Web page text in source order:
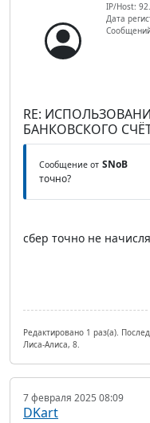
IP/Host:
Дата
RE:
БАНКОВСКОГО
Сообщение от SNoB
точно?
сбер точно не
Редактировано 1 раз(а).
Лиса-Алиса, 8.
7 февраля 2025 08:09
DKart